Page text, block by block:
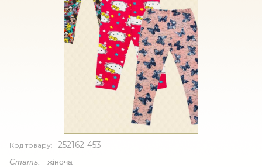
Код товару: 252162-453
Стать: жіноча